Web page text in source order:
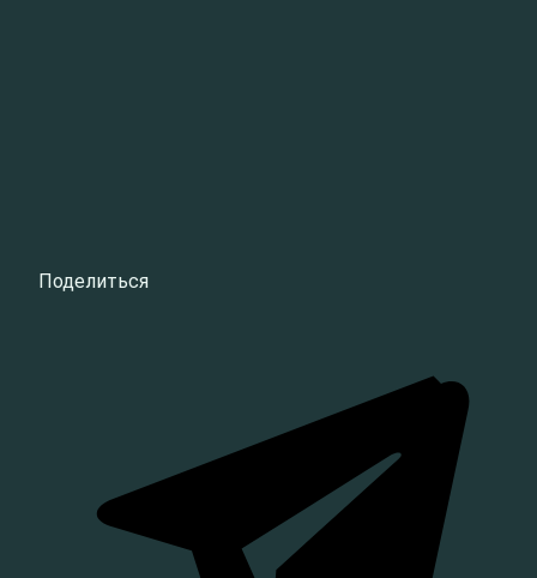
Поделиться